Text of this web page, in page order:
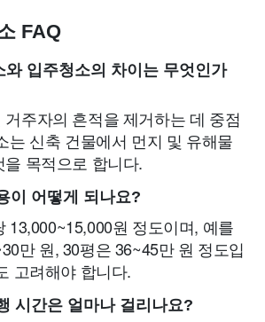
FAQ
와 입주청소의 차이는 무엇인가
주자의 흔적을 제거하는 데 중점
는 신축 건물에서 먼지 및 유해물
목적으로 합니다.
이 어떻게 되나요?
13,000~15,000원 정도이며, 예를
만 원, 30평은 36~45만 원 정도입
고려해야 합니다.
시간은 얼마나 걸리나요?